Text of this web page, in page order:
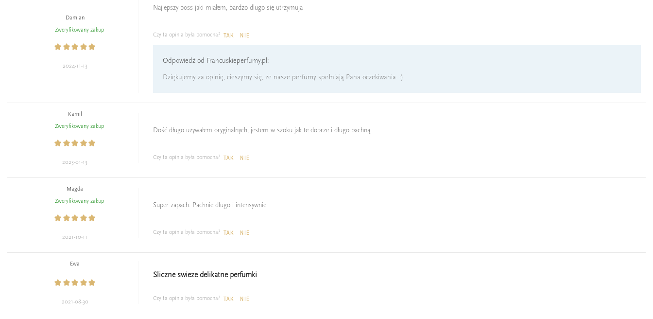
Damian
Zweryfikowany zakup
2024-11-13
Najlepszy boss jaki miałem, bardzo dlugo się utrzymują
Czy ta opinia była pomocna? TAK NIE
Odpowiedź od Francuskieperfumy.pl:
Dziękujemy za opinię, cieszymy się, że nasze perfumy spełniają Pana oczekiwania. :)
Kamil
Zweryfikowany zakup
2023-01-13
Dość długo używałem oryginalnych, jestem w szoku jak te dobrze i długo pachną
Czy ta opinia była pomocna? TAK NIE
Magda
Zweryfikowany zakup
2021-10-11
Super zapach. Pachnie dlugo i intensywnie
Czy ta opinia była pomocna? TAK NIE
Ewa
2021-08-30
Sliczne swieze delikatne perfumki
Czy ta opinia była pomocna? TAK NIE